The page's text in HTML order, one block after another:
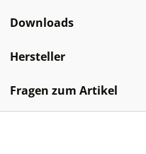
Downloads
Hersteller
Fragen zum Artikel